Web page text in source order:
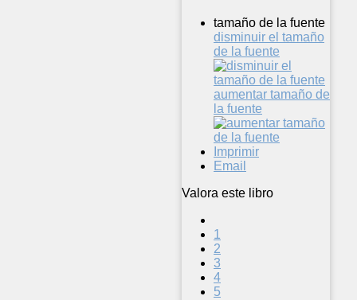
tamaño de la fuente
disminuir el tamaño
de la fuente
aumentar tamaño de
la fuente
Imprimir
Email
Valora este libro
1
2
3
4
5